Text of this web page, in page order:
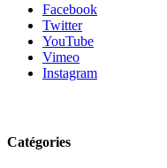
Facebook
Twitter
YouTube
Vimeo
Instagram
Catégories